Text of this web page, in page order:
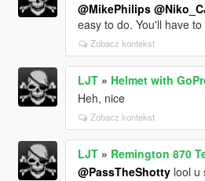
@MikePhilips
easy to do. You'll have
Zobacz kontekst
LJT» Helmet with
Heh, nice
Zobacz kontekst
LJT» Remington 870
@PassTheShottylool u